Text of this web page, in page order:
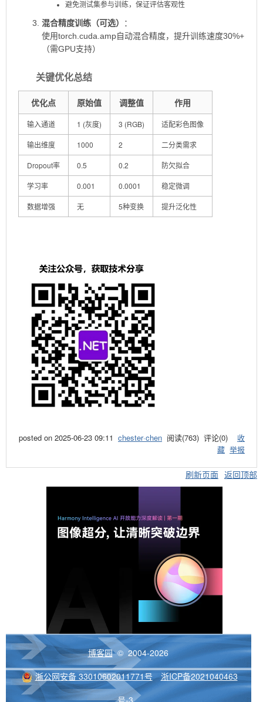
避免测试集参与训练，保证评估客观性
​混合精度训练（可选）​
​：
使用torch.cuda.amp自动混合精度，提升训练速度30%+
（需GPU支持）
关键优化总结
优化点 原始值 调整值 作用
输入通道 1 (灰度) 3 (RGB) 适配彩色图像
输出维度 1000 2 二分类需求
Dropout率 0.5 0.2 防欠拟合
学习率 0.001 0.0001 稳定微调
数据增强 无 5种变换 提升泛化性
posted on 2025-06-23 09:11 chester·chen 阅读(763) 评论(0) 收
藏 举报
刷新页面 返回顶部
博客园© 2004-2026
浙公网安备 33010602011771号
浙ICP备2021040463
号-3